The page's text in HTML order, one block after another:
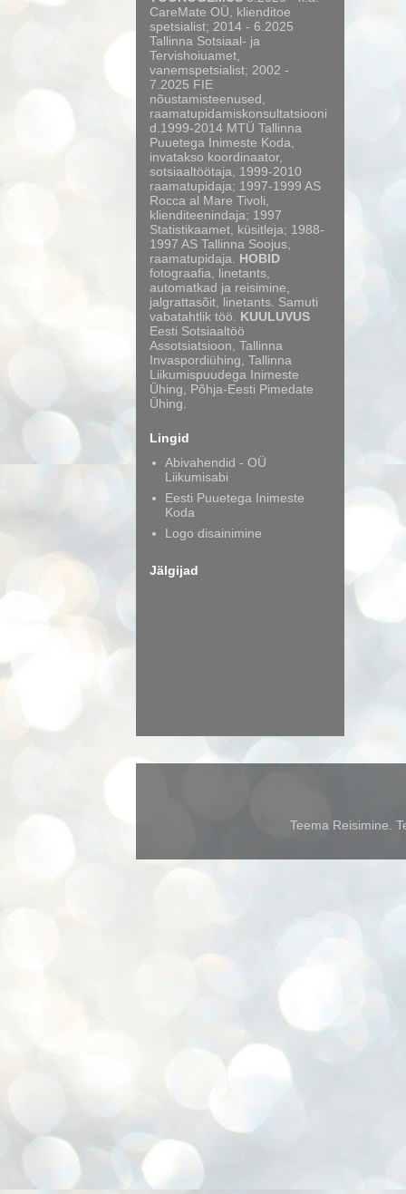
CareMate OÜ, klienditoe
spetsialist; 2014 - 6.2025
Tallinna Sotsiaal- ja
Tervishoiuamet,
vanemspetsialist; 2002 -
7.2025 FIE
nõustamisteenused,
raamatupidamiskonsultatsiooni
d.1999-2014 MTÜ Tallinna
Puuetega Inimeste Koda,
invatakso koordinaator,
sotsiaaltöötaja, 1999-2010
raamatupidaja; 1997-1999 AS
Rocca al Mare Tivoli,
klienditeenindaja; 1997
Statistikaamet, küsitleja; 1988-
1997 AS Tallinna Soojus,
raamatupidaja. HOBID
fotograafia, linetants,
automatkad ja reisimine,
jalgrattasõit, linetants. Samuti
vabatahtlik töö. KUULUVUS
Eesti Sotsiaaltöö
Assotsiatsioon, Tallinna
Invaspordiühing, Tallinna
Liikumispuudega Inimeste
Ühing, Põhja-Eesti Pimedate
Ühing.
Lingid
Abivahendid - OÜ
Liikumisabi
Eesti Puuetega Inimeste
Koda
Logo disainimine
Jälgijad
Teema Reisimine.